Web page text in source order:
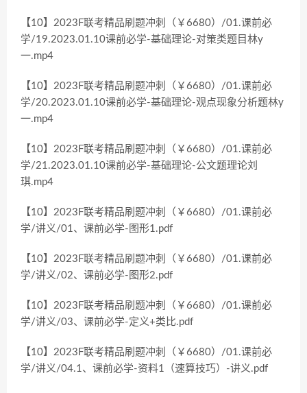
【10】2023F联考精品刷题冲刺（￥6680）/01.课前必
学/19.2023.01.10课前必学-基础理论-对策类题目林y
一.mp4
【10】2023F联考精品刷题冲刺（￥6680）/01.课前必
学/20.2023.01.10课前必学-基础理论-观点现象分析题林y
一.mp4
【10】2023F联考精品刷题冲刺（￥6680）/01.课前必
学/21.2023.01.10课前必学-基础理论-公文题理论刘
琪.mp4
【10】2023F联考精品刷题冲刺（￥6680）/01.课前必
学/讲义/01、课前必学-图形1.pdf
【10】2023F联考精品刷题冲刺（￥6680）/01.课前必
学/讲义/02、课前必学-图形2.pdf
【10】2023F联考精品刷题冲刺（￥6680）/01.课前必
学/讲义/03、课前必学-定义+类比.pdf
【10】2023F联考精品刷题冲刺（￥6680）/01.课前必
学/讲义/04.1、课前必学-资料1（速算技巧）-讲义.pdf